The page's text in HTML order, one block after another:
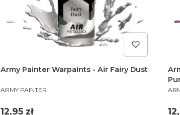
Army Painter Warpaints - Air Fairy Dust
PRODUCENT
ARMY PAINTER
Cena
12,95 zł